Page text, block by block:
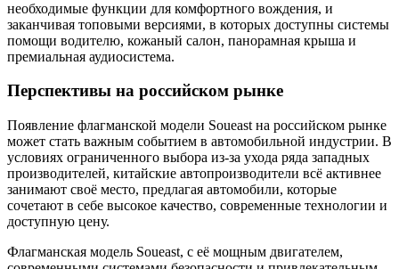
необходимые функции для комфортного вождения, и
заканчивая топовыми версиями, в которых доступны системы
помощи водителю, кожаный салон, панорамная крыша и
премиальная аудиосистема.
Перспективы на российском рынке
Появление флагманской модели Soueast на российском рынке
может стать важным событием в автомобильной индустрии. В
условиях ограниченного выбора из-за ухода ряда западных
производителей, китайские автопроизводители всё активнее
занимают своё место, предлагая автомобили, которые
сочетают в себе высокое качество, современные технологии и
доступную цену.
Флагманская модель Soueast, с её мощным двигателем,